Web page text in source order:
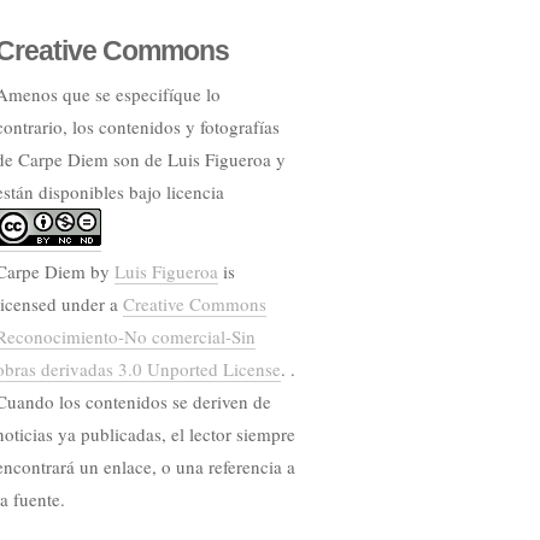
Commons
que se especifíque lo
los contenidos y fotografías
Carpe Diem son de Luis Figueroa y
disponibles bajo licencia
Diem by Luis Figueroa is
under aCreative Commons
No comercial-Sin
derivadas 3.0 Unported License. .
los contenidos se deriven de
ya publicadas, el lector siempre
un enlace, o una referencia a
fuente.